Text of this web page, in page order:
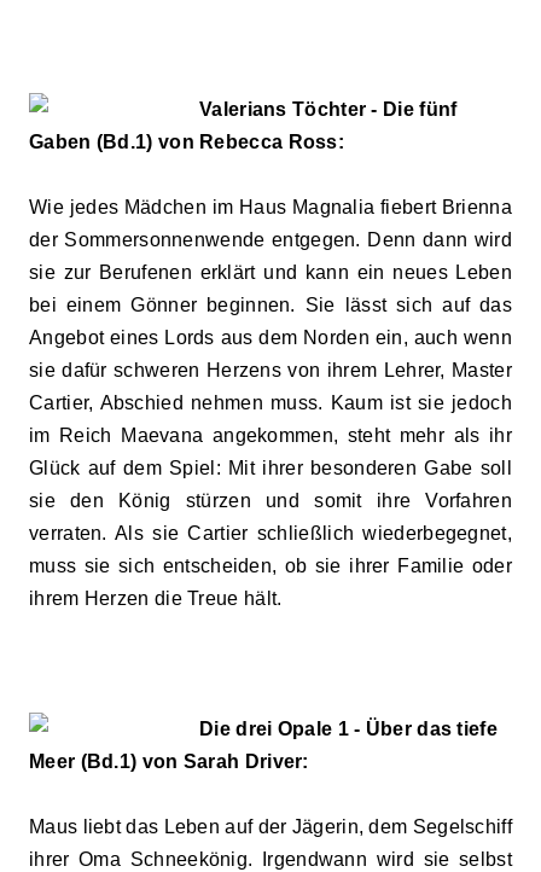
Valerians Töchter - Die fünf
Gaben (Bd.1) von Rebecca Ross:
Wie jedes Mädchen im Haus Magnalia fiebert Brienna
der Sommersonnenwende entgegen. Denn dann wird
sie zur Berufenen erklärt und kann ein neues Leben
bei einem Gönner beginnen. Sie lässt sich auf das
Angebot eines Lords aus dem Norden ein, auch wenn
sie dafür schweren Herzens von ihrem Lehrer, Master
Cartier, Abschied nehmen muss. Kaum ist sie jedoch
im Reich Maevana angekommen, steht mehr als ihr
Glück auf dem Spiel: Mit ihrer besonderen Gabe soll
sie den König stürzen und somit ihre Vorfahren
verraten. Als sie Cartier schließlich wiederbegegnet,
muss sie sich entscheiden, ob sie ihrer Familie oder
ihrem Herzen die Treue hält.
Die drei Opale 1 - Über das tiefe
Meer (Bd.1) von Sarah Driver:
Maus liebt das Leben auf der Jägerin, dem Segelschiff
ihrer Oma Schneekönig. Irgendwann wird sie selbst